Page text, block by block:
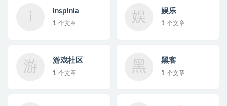
i inspinia
1 个文章 娱 娱乐
1 个文章
游 游戏社区
1 个文章 黑 黑客
1 个文章